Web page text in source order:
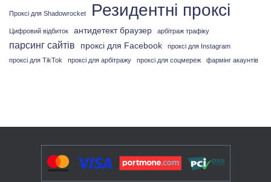
Проксі для Shadowrocket Резидентні проксі
Цифровий відбиток антидетект браузер арбітраж трафіку
парсинг сайтів проксі для Facebook
проксі для Instagram
проксі для TikTok
проксі для арбітражу проксі для соцмереж фармінг акаунтів